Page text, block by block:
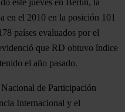
en el 2010 en la posición 101
países evaluados por el
que RD obtuvo índice
el año pasado.
de Participación
Internacional y el